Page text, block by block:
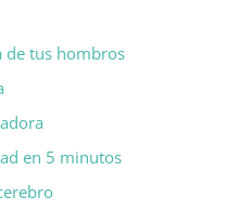
de tus hombros
en 5 minutos